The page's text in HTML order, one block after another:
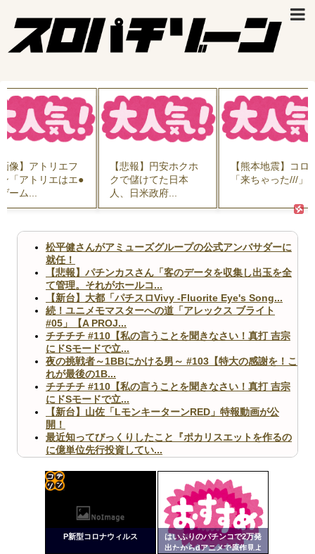
像】アトリエフ
「アトリエはエ●
ーム...
【悲報】円安ホクホ
クで儲けてた日本
人、日米政府...
【熊本地震】コロ
「来ちゃった///」
松平健さんがアミューズグループの公式アンバサダーに
就任！
【悲報】パチンカスさん「客のデータを収集し出玉を全
て管理。それがホールコ...
【新台】大都「パチスロVivy -Fluorite Eye's Song...
続！ユニメモマスターへの道「アレックス ブライト
#05」【A PROJ...
チチチチ #110【私の言うことを聞きなさい！真打 吉宗
にドSモードで立...
夜の挑戦者～1BBにかける男～ #103【特大の感謝を！こ
れが最後の1B...
チチチチ #110【私の言うことを聞きなさい！真打 吉宗
にドSモードで立...
【新台】山佐「LモンキーターンRED」特報動画が公
開！
最近知ってびっくりしたこと『ポカリスエットを作るの
に億単位先行投資してい...
ますｗ」←これどうす...
【閲覧注意】俺が近くにいると機械が壊れるんだけどさ
【画像】ペプシコーラ社、「こういうのでいいんだよ」
な新商品を発売
P新型コロナウィルス
はいふりのパチンコで2万発
出たからdアニメで原作見よ